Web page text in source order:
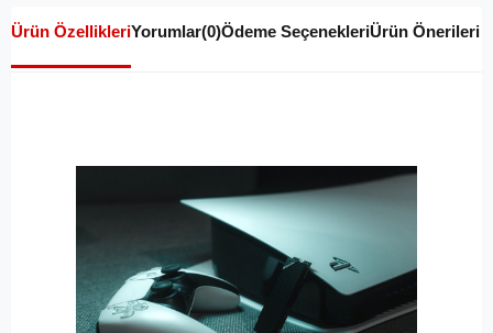
Ürün ÖzellikleriYorumlar(0)Ödeme SeçenekleriÜrün Önerileri